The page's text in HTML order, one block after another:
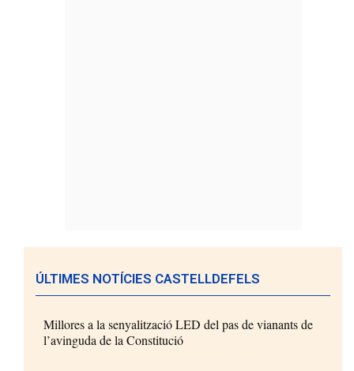
ÚLTIMES NOTÍCIES CASTELLDEFELS
Millores a la senyalització LED del pas de vianants de
l’avinguda de la Constitució